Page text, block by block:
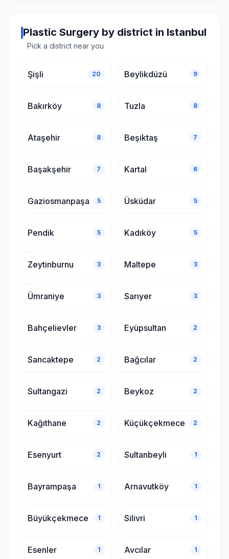
Plastic Surgery by district in Istanbul
Pick a district near you
Şişli 20 Beylikdüzü 9
Bakırköy 8 Tuzla 8
Ataşehir 8 Beşiktaş 7
Başakşehir 7 Kartal 6
Gaziosmanpaşa 5 Üsküdar 5
Pendik 5 Kadıköy 5
Zeytinburnu 3 Maltepe 3
Ümraniye 3 Sarıyer 3
Bahçelievler 3 Eyüpsultan 2
Sancaktepe 2 Bağcılar 2
Sultangazi 2 Beykoz 2
Kağıthane 2 Küçükçekmece 2
Esenyurt 2 Sultanbeyli 1
Bayrampaşa 1 Arnavutköy 1
Büyükçekmece 1 Silivri 1
Esenler 1 Avcılar 1